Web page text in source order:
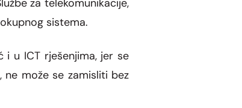
za telekomunikacije,
sistema.
i u ICT rješenjima, jer se
može se zamisliti bez